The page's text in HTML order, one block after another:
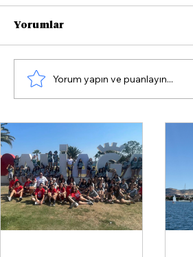
İzmir’in iflas raporu! 9 ayda
kapandı
Yorumlar
Yorum yapın ve puanlayın...